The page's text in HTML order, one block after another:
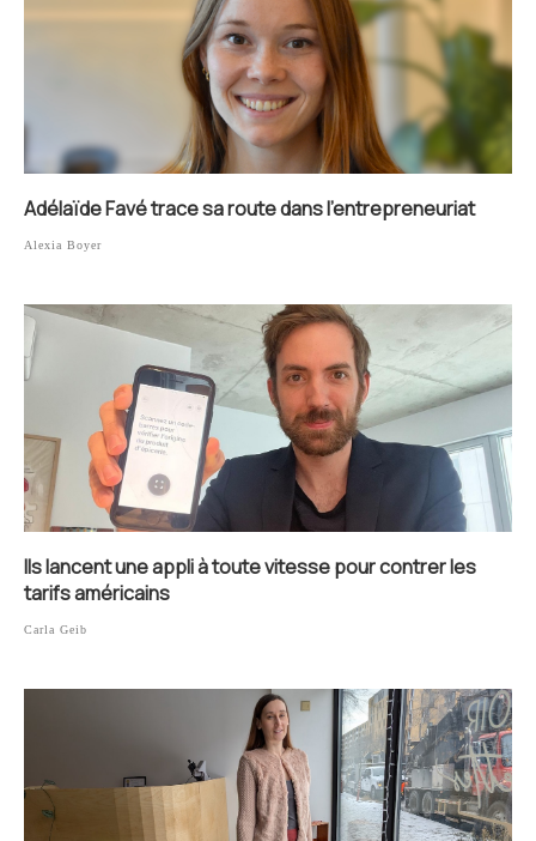
Adélaïde Favé trace sa route dans l’entrepreneuriat
Alexia Boyer
Ils lancent une appli à toute vitesse pour contrer les
tarifs américains
Carla Geib